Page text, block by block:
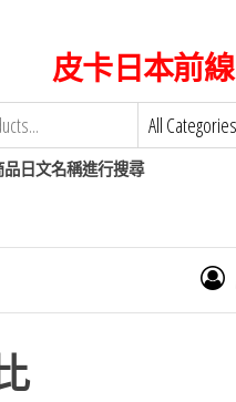
皮卡日本前線
日文名稱進行搜尋